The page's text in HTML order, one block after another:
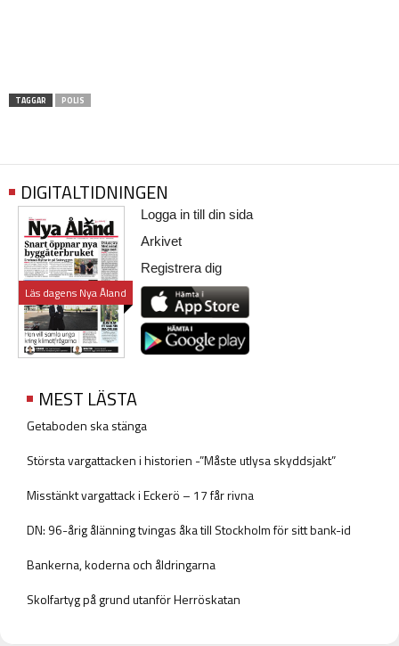
TAGGAR POLIS
DIGITALTIDNINGEN
Läs dagens Nya Åland
Logga in till din sida
Arkivet
Registrera dig
MEST LÄSTA
Getaboden ska stänga
Största vargattacken i historien -”Måste utlysa skyddsjakt”
Misstänkt vargattack i Eckerö – 17 får rivna
DN: 96-årig ålänning tvingas åka till Stockholm för sitt bank-id
Bankerna, koderna och åldringarna
Skolfartyg på grund utanför Herröskatan